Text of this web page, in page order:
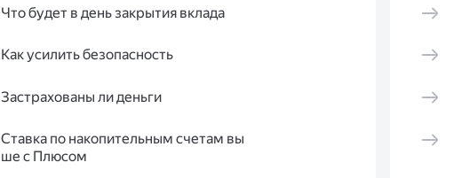
Что будет в день закрытия вклада
Как усилить безопасность
Застрахованы ли деньги
Ставка по накопительным счетам вы
ше с Плюсом